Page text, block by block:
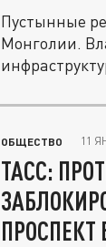
Пустынные
Монголии.
ОБЩЕСТВО 11
ТАСС:
ПРОСПЕКТ